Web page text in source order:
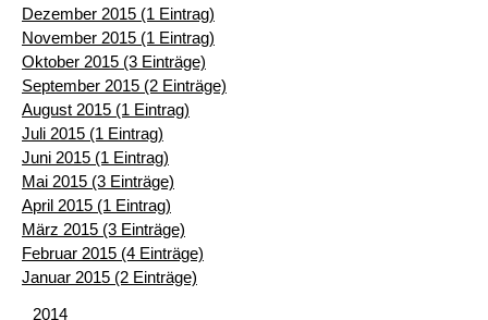
Dezember 2015 (1 Eintrag)
November 2015 (1 Eintrag)
Oktober 2015 (3 Einträge)
September 2015 (2 Einträge)
August 2015 (1 Eintrag)
Juli 2015 (1 Eintrag)
Juni 2015 (1 Eintrag)
Mai 2015 (3 Einträge)
April 2015 (1 Eintrag)
März 2015 (3 Einträge)
Februar 2015 (4 Einträge)
Januar 2015 (2 Einträge)
2014